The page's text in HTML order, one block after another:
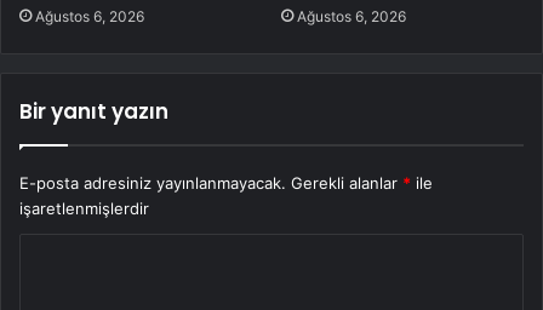
Ağustos 6, 2026 Ağustos 6, 2026
Bir yanıt yazın
E-posta adresiniz yayınlanmayacak. Gerekli alanlar * ile
işaretlenmişlerdir